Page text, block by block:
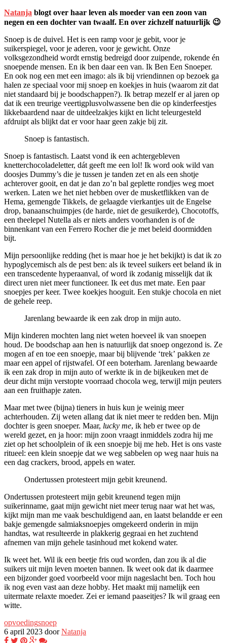
Natanja blogt over haar leven als moeder van een zoon van
negen en een dochter van twaalf. En over zichzelf natuurlijk 😉
Snoep is de duivel. Het is een ramp voor je gebit, voor je
suikerspiegel, voor je aderen, voor je gewicht. Onze
volksgezondheid wordt ernstig bedreigd door zuipende, rokende én
snoepende mensen. En ik ben daar een van. Ik Ben Een Snoeper.
En ook nog een met een imago: als ik bij vriendinnen op bezoek ga
halen ze speciaal voor mij snoep en koekjes in huis (waarom zit dat
niet standaard bij je boodschappen?). Ik betrap mezelf er al jaren op
dat ik een treurige veertigplusvolwassene ben die op kinderfeestjes
likkebaardend naar de uitdeelzakjes kijkt en licht teleurgesteld
afdruipt als blijkt dat er voor haar geen zakje bij zit.
Snoep is fantastisch.
Snoep is fantastisch. Laatst vond ik een achtergebleven
knetterchocoladeletter, dát geeft me een lol! Ik word ook wild van
doosjes Dummy’s die je tussen je tanden zet en als een shotje
achterover gooit, en dat je dan zo’n bal geplette rondjes weg moet
werken. Laten we het niet hebben over de musketflikken van de
Hema, gemengde Tikkels, de gelaagde vierkantjes uit de Engelse
drop, banaanschuimpjes (de harde, niet de gesuikerde), Chocotoffs,
een theelepel Nutella als er niets anders voorhanden is of de
binnenkant van een Ferrero Rocher die je met beleid doormidden
bijt.
Mijn persoonlijke redding (het is maar hoe je het bekijkt) is dat ik zo
hypoglycemisch als de pest ben: als ik teveel suikers eet beland ik in
een transcedente hyperaanval, of word ik zodanig misselijk dat ik
direct uren niet meer functioneer. Ik eet dus met mate. Een paar
snoepjes per keer. Twee koekjes hooguit. Een stukje chocola en niet
de gehele reep.
Jarenlang bewaarde ik een zak drop in mijn auto.
Mijn kinderen mochten lang niet weten hoeveel ik van snoepen
houd. De boodschap aan hen is natuurlijk dat snoep ongezond is. Ze
mogen af en toe een snoepje, maar bij blijvende ‘trek’ pakken ze
maar een appel of rijstwafel. Of een boterham. Jarenlang bewaarde
ik een zak drop in mijn auto of werkte ik in de bijkeuken met de
deur dicht mijn verstopte voorraad chocola weg, terwijl mijn peuters
aan een fruithapje zaten.
Maar met twee (bijna) tieners in huis kun je weinig meer
achterhouden. Zij weten allang dat ik niet meer te redden ben. Mijn
dochter is geen snoeper. Maar, lucky me, ik heb er twee op de
wereld gezet, en ja hoor: mijn zoon vraagt inmiddels zodra hij me
ziet op het schoolplein of ik een snoepje bij me heb. Het is ons vaste
ritueel: een klein snoepje dat we weg sabbelen op weg naar huis na
een dag crackers, brood, appels en water.
Ondertussen protesteert mijn gebit kreunend.
Ondertussen protesteert mijn gebit kreunend tegen mijn
suikerinname, gaat mijn gewicht niet meer terug naar wat het was,
kijkt mijn man me vaak beschuldigend aan, en laatst belandde er een
bakje gemengde salmiaksnoepjes omgekeerd onderin in mijn
handtas, wat resulteerde in plakkerig gegraai en het zuchtend
afnemen van mijn gehele tasinhoud met kokend water.
Ik weet het. Wil ik een beetje fris oud worden, dan zou ik al die
suikers uit mijn leven moeten bannen. Ik weet ook dat ik daarmee
een bijzonder goed voorbeeld voor mijn nageslacht ben. Toch hou
ik nog even vast aan deze hobby. Het maakt mij namelijk een
uitermate relaxte moeder. Zei er iemand paaseitjes? Ik wil graag een
witte.
opvoedingsnoep
6 april 2023 doorNatanja